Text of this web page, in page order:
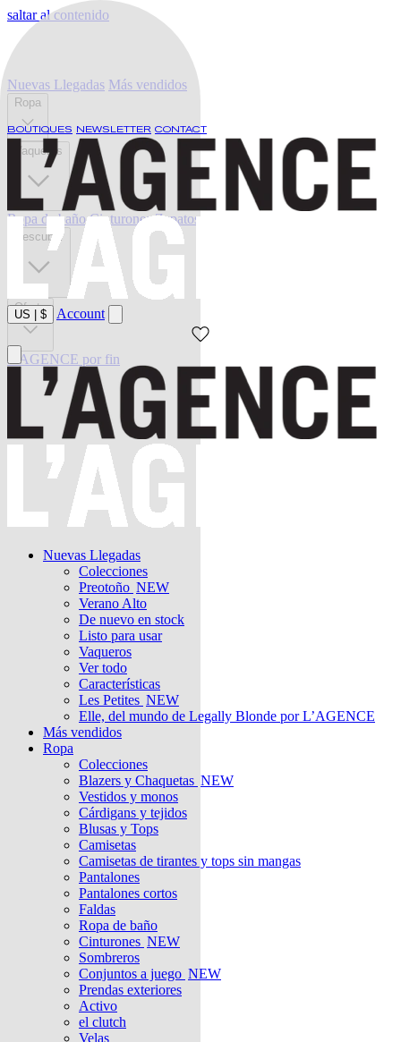
saltar al contenido
BOUTIQUES NEWSLETTER CONTACT
US $ Account
Nuevas Llegadas
Colecciones
Preotoño NEW
Verano Alto
De nuevo en stock
Listo para usar
Vaqueros
Ver todo
Características
Les Petites NEW
Elle, del mundo de Legally Blonde por L’AGENCE
Más vendidos
Ropa
Colecciones
Blazers y Chaquetas NEW
Vestidos y monos
Cárdigans y tejidos
Blusas y Tops
Camisetas
Camisetas de tirantes y tops sin mangas
Pantalones
Pantalones cortos
Faldas
Ropa de baño
Cinturones NEW
Sombreros
Conjuntos a juego NEW
Prendas exteriores
Activo
el clutch
Velas
Nuevas Llegadas Más vendidos
Ropa
Vaqueros
Ropa de baño Cinturones Zapatos
Descubrir
Oferta
L'AGENCE por fin